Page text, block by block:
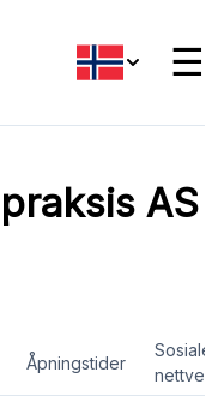
☰
AS
Åpningstider
Sosiale
nettverk